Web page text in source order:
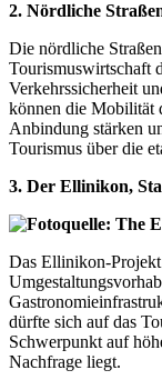
2. Nördliche
Die nördliche
Tourismuswirtschaft
Verkehrssicherheit
können die Mobilität
Anbindung stärken
Tourismus über die
3. Der Ellinikon,
Das Ellinikon-Projekt
dürfte sich auf das
Schwerpunkt auf
Nachfrage liegt.